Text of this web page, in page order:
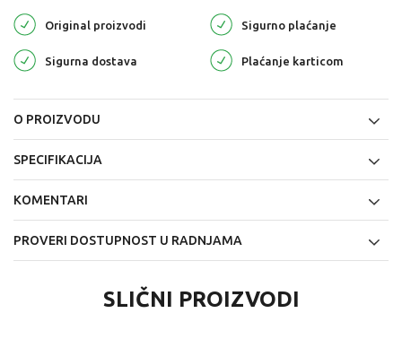
Original proizvodi Sigurno plaćanje
Sigurna dostava Plaćanje karticom
O PROIZVODU
SPECIFIKACIJA
KOMENTARI
PROVERI DOSTUPNOST U RADNJAMA
SLIČNI PROIZVODI